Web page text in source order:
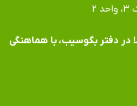
در دفتر بگوسیب، با هماهنگی